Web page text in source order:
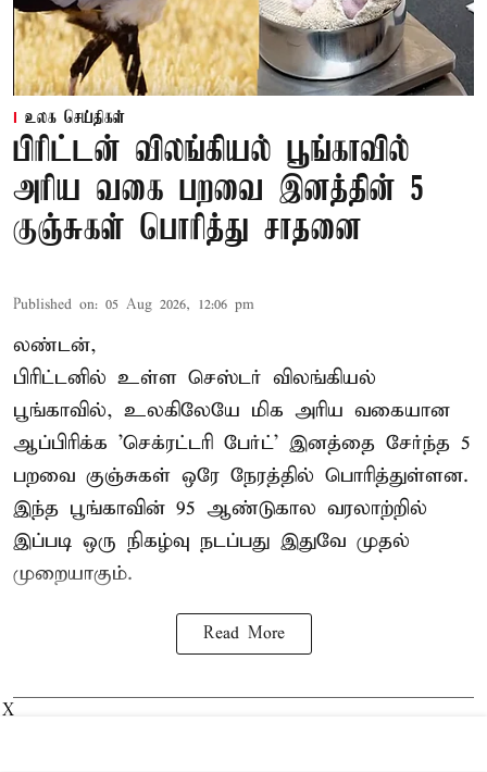
உலக செய்திகள்
பிரிட்டன் விலங்கியல் பூங்காவில்
அரிய வகை பறவை இனத்தின் 5
குஞ்சுகள் பொரித்து சாதனை
Published on: 05 Aug 2026, 12:06 pm
லண்டன்,
பிரிட்டனில் உள்ள செஸ்டர் விலங்கியல்
பூங்காவில், உலகிலேயே மிக அரிய வகையான
ஆப்பிரிக்க 'செக்ரட்டரி பேர்ட்' இனத்தை சேர்ந்த 5
பறவை குஞ்சுகள் ஒரே நேரத்தில் பொரித்துள்ளன.
இந்த பூங்காவின் 95 ஆண்டுகால வரலாற்றில்
இப்படி ஒரு நிகழ்வு நடப்பது இதுவே முதல்
முறையாகும்.
Read More
X